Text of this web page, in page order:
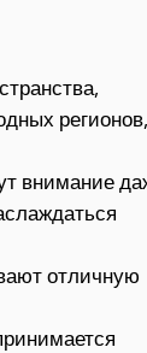
внимание
отличную